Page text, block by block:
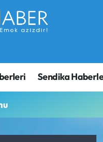
Sendika
Fikstür